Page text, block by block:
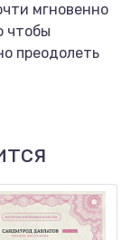
мгновенно
чтобы
преодолеть